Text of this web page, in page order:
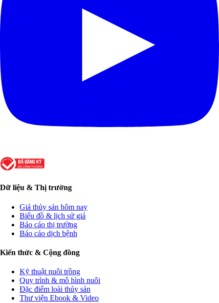
Dữ liệu & Thị trường
Giá thủy sản hôm nay
Biểu đồ & lịch sử giá
Báo cáo thị trường
Báo cáo dịch bệnh
Kiến thức & Cộng đồng
Kỹ thuật nuôi trồng
Quy trình & mô hình nuôi
Đặc điểm loài thủy sản
Thư viện Ebook & Video